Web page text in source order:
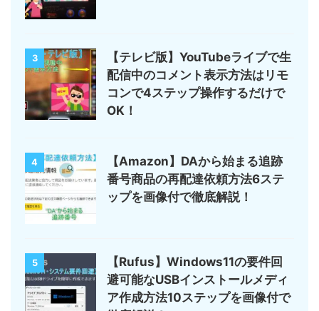
3
【テレビ版】YouTubeライブで生
配信中のコメント表示方法はリモ
コンで4ステップ操作するだけで
OK！
4
【Amazon】DAから始まる追跡
番号商品の再配達依頼方法6ステ
ップを画像付で徹底解説！
5
【Rufus】Windows11の要件回
避可能なUSBインストールメディ
ア作成方法10ステップを画像付で